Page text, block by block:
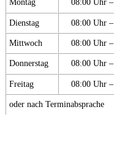
Dienstag 08:00 Uhr
Mittwoch 08:00 Uhr
Donnerstag 08:00 Uhr
Freitag 08:00 Uhr
oder nach Terminabsprache